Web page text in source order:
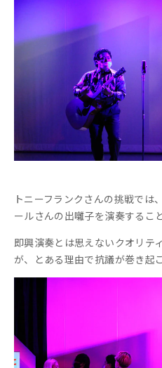
トニーフランクさんの挑戦では
ールさんの出囃子を演奏するこ
即興演奏とは思えないクオリテ
が、とある理由で抗議が巻き起